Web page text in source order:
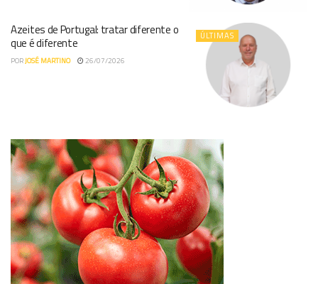
ÚLTIMAS
Azeites de Portugal: tratar diferente o
que é diferente
PORJOSÉ MARTINO 26/07/2026